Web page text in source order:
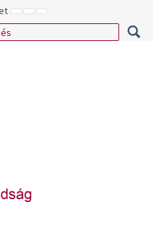
KISEBB
BETŰTÍPUS
ALAPÉRTELMEZETT
BETŰMÉRET
NAGYOBB
BETŰMÉRET